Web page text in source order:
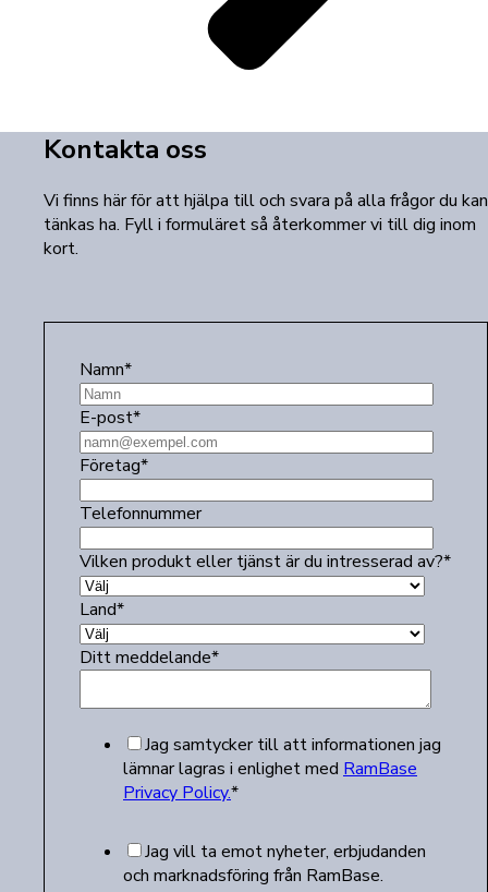
Kontakta oss
Vi finns här för att hjälpa till och svara på alla frågor du kan
tänkas ha. Fyll i formuläret så återkommer vi till dig inom
kort.
Namn*
E-post*
Företag*
Telefonnummer
Vilken produkt eller tjänst är du intresserad av?*
Land*
Ditt meddelande*
Jag samtycker till att informationen jag
lämnar lagras i enlighet med RamBase
Privacy Policy.*
Jag vill ta emot nyheter, erbjudanden
och marknadsföring från RamBase.